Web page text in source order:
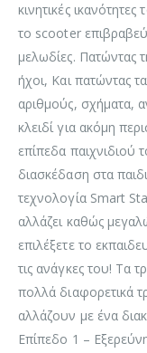
κινητικές
το scooter
μελωδίες. Πατώντας
ήχοι, Και πατώντας
αριθμούς, σχήματα,
κλειδί για ακόμη
επίπεδα παιχνιδιού
διασκέδαση στα
τεχνολογία Smart
αλλάζει καθώς
επιλέξετε το
τις ανάγκες του! Τα
πολλά διαφορετικά
αλλάζουν με ένα
Επίπεδο 1 –